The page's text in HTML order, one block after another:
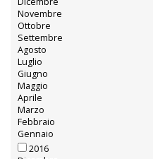
2018
Dicembre
Novembre
Ottobre
Settembre
Agosto
Luglio
Giugno
Maggio
Aprile
Marzo
Febbraio
Gennaio